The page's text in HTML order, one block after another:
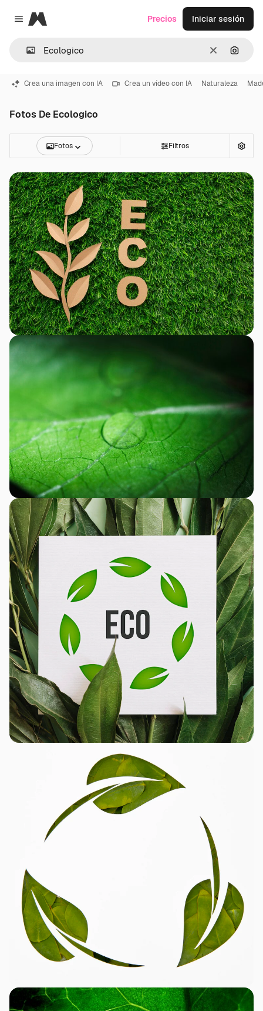
Close menu
Magnific
Borrar
Precios Iniciar sesión
Crea una imagen con IA Crea un vídeo con IA Naturaleza
Fotos De Ecologico
Fotos Filtros